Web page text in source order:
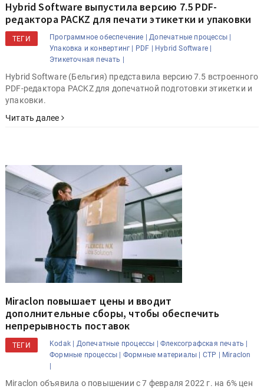
Hybrid Software выпустила версию 7.5 PDF-
редактора PACKZ для печати этикетки и упаковки
ТЕГИ Программное обеспечение | Допечатные процессы |
Упаковка и конвертинг | PDF | Hybrid Software |
Этикеточная печать |
Hybrid Software (Бельгия) представила версию 7.5 встроенного
PDF-редактора PACKZ для допечатной подготовки этикетки и
упаковки.
Читать далее
Miraclon повышает цены и вводит
дополнительные сборы, чтобы обеспечить
непрерывность поставок
ТЕГИ Kodak | Допечатные процессы | Флексографская печать |
Формные процессы | Формные материалы | CTP | Miraclon
|
Miraclon объявила о повышении с 7 февраля 2022 г. на 6% цен